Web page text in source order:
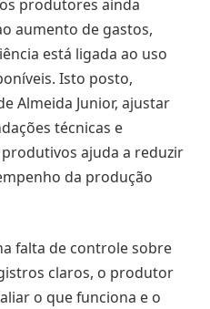
produtores ainda
aumento de gastos,
está ligada ao uso
Isto posto,
Almeida Junior, ajustar
técnicas e
ajuda a reduzir
da produção
falta de controle sobre
claros, o produtor
o que funciona e o